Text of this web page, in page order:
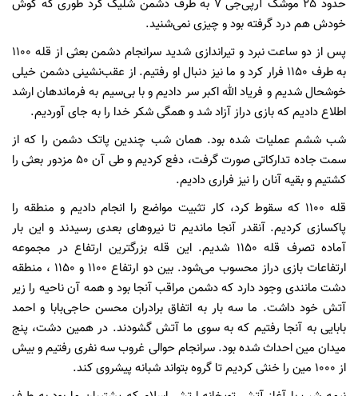
حدود 25 موشک آرپی‌جی 7 به طرف دشمن شلیک کرد طوری که گوش
خودش هم درد گرفته بود و چیزی نمی‌شنید.
پس از دو ساعت نبرد و تیراندازی شدید سرانجام دشمن بعثی از قله 1100
به طرف 1150 فرار کرد و ما نیز دنبال او رفتیم. از عقب‌نشینی دشمن خیلی
خوشحال شدیم و فریاد الله اکبر سر دادیم و با بی‌سیم به فرماندهان ارشد
اطلاع دادیم که بازی دراز آزاد شد و همگی شکر خدا را به جای آوردیم.
شب ششم عملیات شده بود. همان شب چندین پاتک دشمن را که از
سمت جاده تدارکاتی صورت گرفت، دفع کردیم و طی آن 50 مزدور بعثی را
کشتیم و بقیه آنان را نیز فراری دادیم.
قله 1100 که سقوط کرد، کار تثبیت مواضع را انجام دادیم و منطقه را
پاکسازی کردیم. آنقدر آنجا ماندیم تا نیروهای بعدی رسیدند و این بار
آماده تصرف قله 1150 شدیم. این قله بزرگترین ارتفاع در مجموعه
ارتفاعات بازی دراز محسوب می‌شود. بین دو ارتفاع 1100 و 1150 ، منطقه
دشت مانندی وجود دارد که دشمن مراقب آنجا بود و همه آن ناحیه را زیر
آتش خود داشت. ما سه بار به اتفاق برادران محسن حاجی‌بابا و احمد
بابایی به آنجا رفتیم که به سوی ما آتش گشودند. در همین دشت، پنج
میدان مین احداث شده بود. سرانجام حوالی غروب سه نفری رفتیم و بیش
از 1000 مین را خنثی کردیم تا گروه بتواند شبانه پیشروی کند.